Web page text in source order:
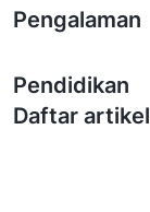
Pengalaman
Pendidikan
Daftar artikel